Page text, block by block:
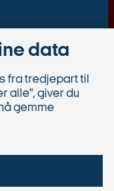
data
fra tredjepart til
alle", giver du
gemme